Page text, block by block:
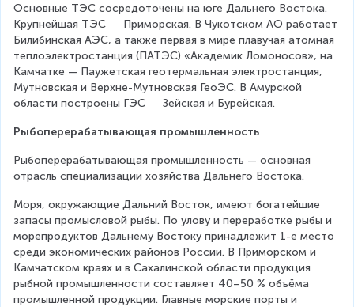
Основные ТЭС сосредоточены на юге Дальнего Востока.
Крупнейшая ТЭС ― Приморская. В Чукотском АО работает
Билибинская АЭС, а также первая в мире плавучая атомная
теплоэлектростанция (ПАТЭС) «Академик Ломоносов», на
Камчатке — Паужетская геотермальная электростанция,
Мутновская и Верхне-Мутновская ГеоЭС. В Амурской
области построены ГЭС ― Зейская и Бурейская.
Рыбоперерабатывающая промышленность
Рыбоперерабатывающая промышленность — основная
отрасль специализации хозяйства Дальнего Востока.
Моря, окружающие Дальний Восток, имеют богатейшие
запасы промысловой рыбы. По улову и переработке рыбы и
морепродуктов Дальнему Востоку принадлежит 1-е место
среди экономических районов России. В Приморском и
Камчатском краях и в Сахалинской области продукция
рыбной промышленности составляет 40–50 % объёма
промышленной продукции. Главные морские порты и